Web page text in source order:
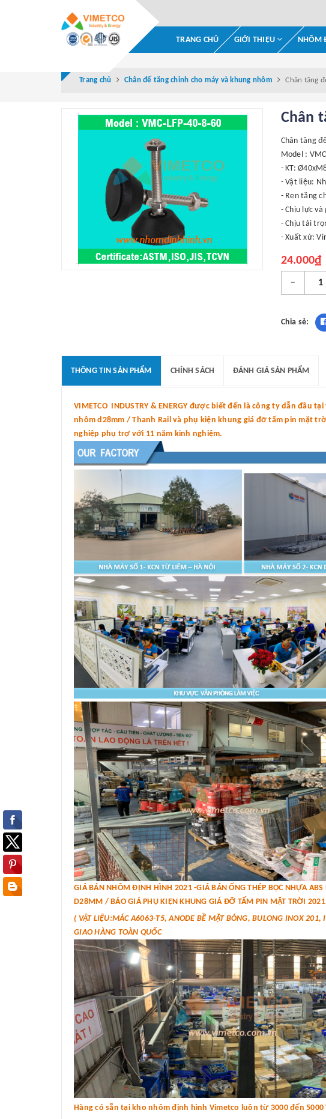
TRANG CHỦ GIỚI THIỆU NHÔM
Trang chủ Chân đế tăng chỉnh cho máy và khung nhôm Chân tăng
Chân
Chân tăng
Model :
- KT:
- Vật liệu:
- Ren tăng
- Chịu lực
- Chịu tải
- Xuất xứ:
24.000₫
-
Chia sẻ:
THÔNG TIN SẢN PHẨM CHÍNH SÁCH ĐÁNH GIÁ SẢN PHẨM
VIMETCO INDUSTRY & ENERGY được biết đến là công ty dẫn
nhôm d28mm / Thanh Rail và phụ kiện khung giá đỡ tấm pin mặt
nghiệp phụ trợ với 11 năm kinh nghiệm.
GIÁ BÁN NHÔM ĐỊNH HÌNH 2021 -GIÁ BÁN ỐNG THÉP BỌC NHỰA
D28MM / BÁO GIÁ PHỤ KIỆN KHUNG GIÁ ĐỠ TẤM PIN MẶT TRỜI
( VẬT LIỆU:MÁC A6063-T5, ANODE BỀ MẶT BÓNG, BULONG INOX
GIAO HÀNG TOÀN QUỐC
Hàng có sẵn tại kho nhôm định hình Vimetco luôn từ 3000 đến 5000